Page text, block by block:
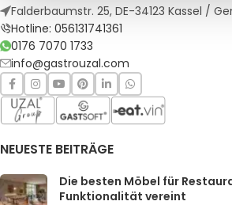
Falderbaumstr. 25, DE-34123 Kassel /
Hotline: 056131741361
0176 7070 1733
info@gastrouzal.com
NEUESTE BEITRÄGE
Die besten Möbel für
Funktionalität vereint